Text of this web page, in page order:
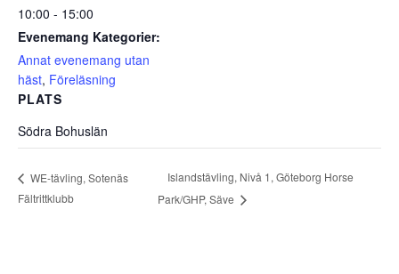
10:00 - 15:00
Evenemang Kategorier:
Annat evenemang utan
häst, Föreläsning
PLATS
Södra Bohuslän
WE-tävling, Sotenäs
Fältrittklubb
Islandstävling, Nivå 1, Göteborg Horse
Park/GHP, Säve